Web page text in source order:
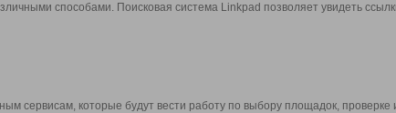
способами. Поисковая система Linkpad позволяет увидеть
сервисам, которые будут вести работу по выбору площадок, проверке